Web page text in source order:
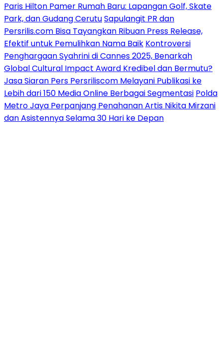
Paris Hilton Pamer Rumah Baru: Lapangan Golf, Skate
Park, dan Gudang CerutuSapulangit PR dan
Persrilis.com Bisa Tayangkan Ribuan Press Release,
Efektif untuk Pemulihkan Nama Baik Kontroversi
Penghargaan Syahrini di Cannes 2025, Benarkah
Global Cultural Impact Award Kredibel dan Bermutu?
Jasa Siaran Pers Persriliscom Melayani Publikasi ke
Lebih dari 150 Media Online Berbagai Segmentasi Polda
Metro Jaya Perpanjang Penahanan Artis Nikita Mirzani
dan Asistennya Selama 30 Hari ke Depan